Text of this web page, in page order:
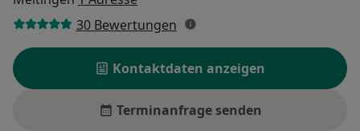
30 Bewertungen
Kontaktdaten anzeigen
Terminanfrage senden